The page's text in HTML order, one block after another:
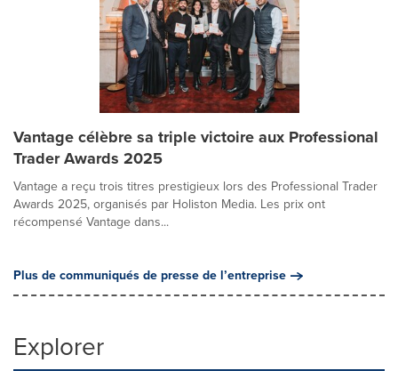
Vantage célèbre sa triple victoire aux Professional
Trader Awards 2025
Vantage a reçu trois titres prestigieux lors des Professional Trader
Awards 2025, organisés par Holiston Media. Les prix ont
récompensé Vantage dans...
Plus de communiqués de presse de l’entreprise
Explorer